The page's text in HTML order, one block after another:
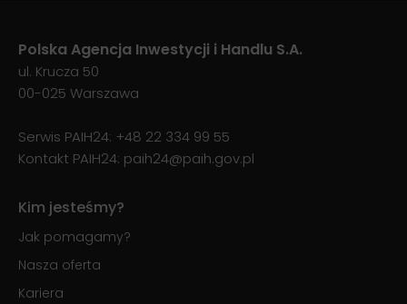
Polska Agencja Inwestycji i Handlu S.A.
ul. Krucza 50
00-025 Warszawa
Serwis PAIH24: +48 22 334 99 55
Kontakt PAIH24: paih24@paih.gov.pl
Kim jesteśmy?
Jak pomagamy?
Nasza oferta
Kariera